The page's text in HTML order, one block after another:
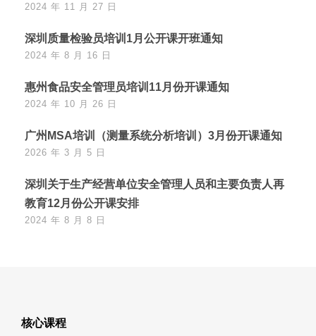
2024 年 11 月 27 日
深圳质量检验员培训1月公开课开班通知
2024 年 8 月 16 日
惠州食品安全管理员培训11月份开课通知
2024 年 10 月 26 日
广州MSA培训（测量系统分析培训）3月份开课通知
2026 年 3 月 5 日
深圳关于生产经营单位安全管理人员和主要负责人再
教育12月份公开课安排
2024 年 8 月 8 日
核心课程